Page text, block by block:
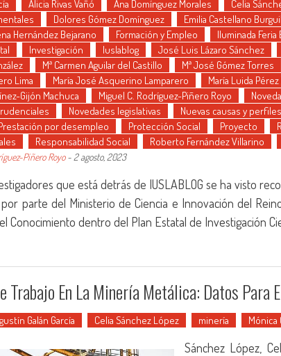
Alicia Rivas Vañó Ana Domínguez Morales Celia
Dolores Gómez Domínguez Emilia Castellano
Hernández Bejarano
Formación y Empleo Iluminada Feria
Investigación Iuslablog José Luis Lázaro Sánchez
Mª Carmen Aguilar del Castillo Mª José Gómez Torres
Lima
María José Asquerino Lamparero
María Luida
Gijón Machuca
Miguel C. Rodríguez-Piñero Royo
Novedades legislativas Nuevas causas y
por desempleo Protección Social Proyecto
Responsabilidad Social Roberto Fernández Villarino
Piñero Royo- 2 agosto, 2023
que está detrás de IUSLABLOG se ha visto
parte del Ministerio de Ciencia e Innovación del
Conocimiento dentro del Plan Estatal de Investigación
Trabajo En La Minería Metálica: Datos Para
Galán García Celia Sánchez López minería Mónica
Sánchez López,